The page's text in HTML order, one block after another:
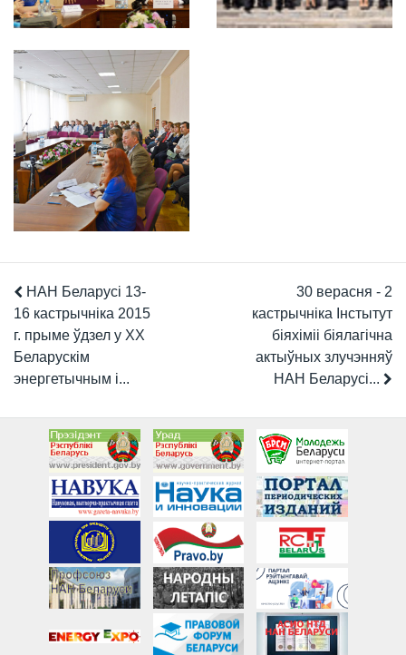
НАН Беларусі 13-
16 кастрычніка 2015
г. прыме ўдзел у XX
Беларускім
энергетычным і...
30 верасня - 2
кастрычніка Інстытут
біяхіміі біялагічна
актыўных злучэнняў
НАН Беларусі...